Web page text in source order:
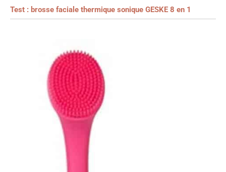
Test : brosse faciale thermique sonique GESKE 8 en 1